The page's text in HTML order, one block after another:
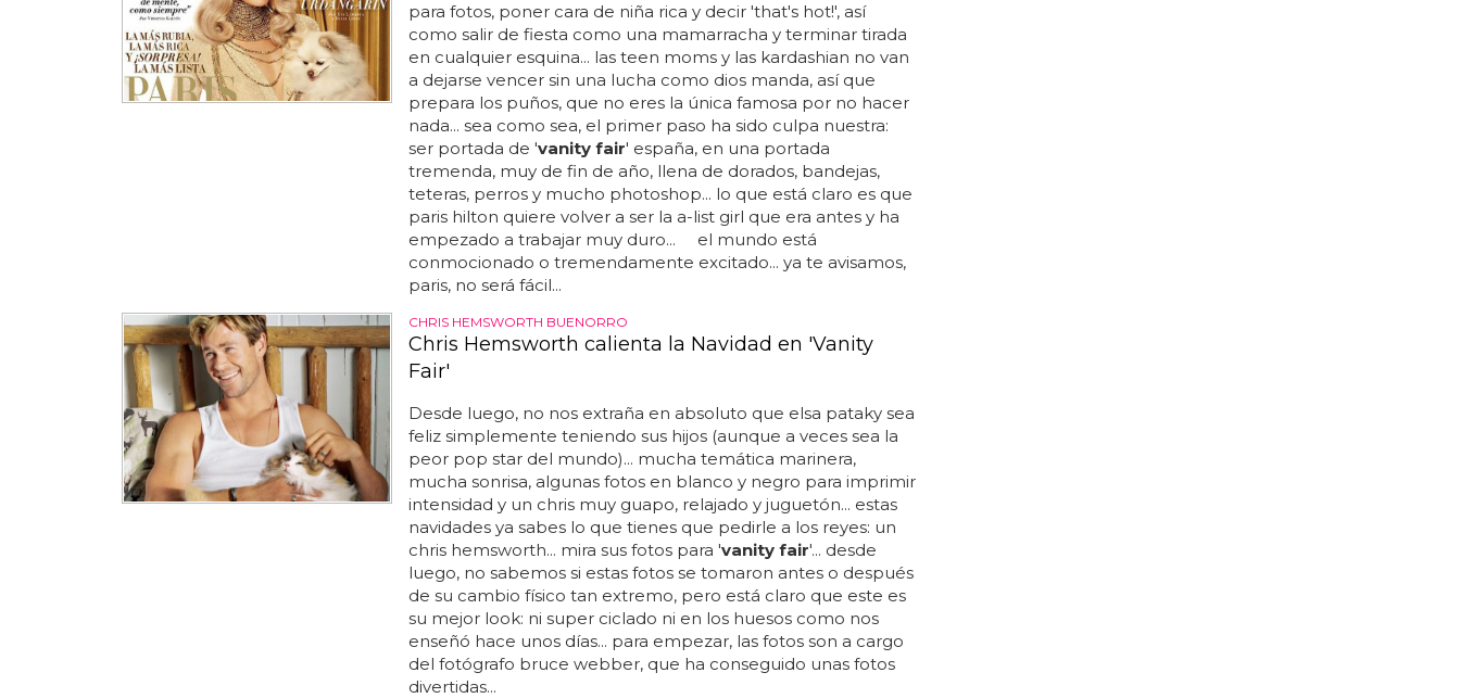
para fotos, poner cara de niña rica y decir 'that's hot!', así
como salir de fiesta como una mamarracha y terminar tirada
en cualquier esquina... las teen moms y las kardashian no van
a dejarse vencer sin una lucha como dios manda, así que
prepara los puños, que no eres la única famosa por no hacer
nada... sea como sea, el primer paso ha sido culpa nuestra:
ser portada de 'vanity fair' españa, en una portada
tremenda, muy de fin de año, llena de dorados, bandejas,
teteras, perros y mucho photoshop... lo que está claro es que
paris hilton quiere volver a ser la a-list girl que era antes y ha
empezado a trabajar muy duro... el mundo está
conmocionado o tremendamente excitado... ya te avisamos,
paris, no será fácil...
CHRIS HEMSWORTH BUENORRO
Chris Hemsworth calienta la Navidad en 'Vanity
Fair'
Desde luego, no nos extraña en absoluto que elsa pataky sea
feliz simplemente teniendo sus hijos (aunque a veces sea la
peor pop star del mundo)... mucha temática marinera,
mucha sonrisa, algunas fotos en blanco y negro para imprimir
intensidad y un chris muy guapo, relajado y juguetón... estas
navidades ya sabes lo que tienes que pedirle a los reyes: un
chris hemsworth... mira sus fotos para 'vanity fair'... desde
luego, no sabemos si estas fotos se tomaron antes o después
de su cambio físico tan extremo, pero está claro que este es
su mejor look: ni super ciclado ni en los huesos como nos
enseñó hace unos días... para empezar, las fotos son a cargo
del fotógrafo bruce webber, que ha conseguido unas fotos
divertidas...